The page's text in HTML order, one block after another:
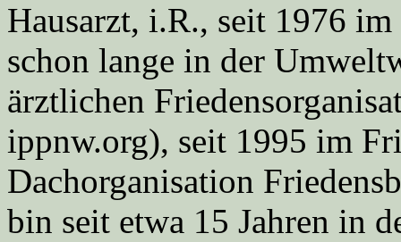
Hausarzt, i.R., seit 1976
schon lange in der
ärztlichen
ippnw.org), seit 1995 im
Dachorganisation
bin seit etwa 15 Jahren in